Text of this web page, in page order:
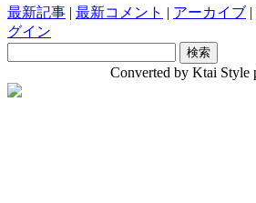
最新記事 | 最新コメント | アーカイブ |
グイン
Converted by Ktai Style